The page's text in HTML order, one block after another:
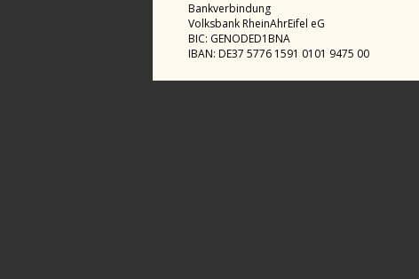
Bankverbindung
Volksbank RheinAhrEifel eG
BIC: GENODED1BNA
IBAN: DE37 5776 1591 0101 9475 00